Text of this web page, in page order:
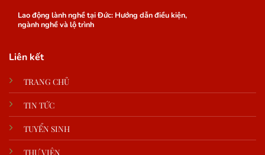
Lao động lành nghề tại Đức: Hướng dẫn điều kiện,
ngành nghề và lộ trình
Liên kết
TRANG CHỦ
TIN TỨC
TUYỂN SINH
THƯ VIỆN